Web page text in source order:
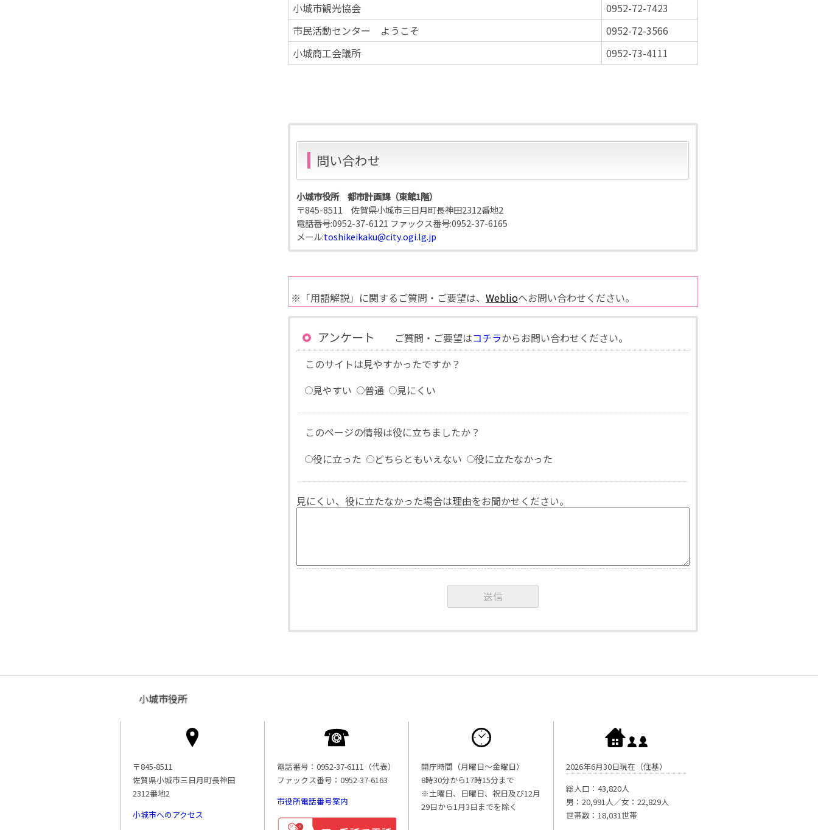
小城市観光協会
0952-72-7423
市民活動センター ようこそ
0952-72-3566
小城商工会議所
0952-73-4111
問い合わせ
小城市役所 都市計画課（東館1階）
〒845-8511 佐賀県小城市三日月町長神田2312番地2
電話番号:0952-37-6121 ファックス番号:0952-37-6165
メール:toshikeikaku@city.ogi.lg.jp
※「用語解説」に関するご質問・ご要望は、 Weblioへお問い合わせください。
アンケート ご質問・ご要望はコチラからお問い合わせください。
このサイトは見やすかったですか？
見やすい
普通 見にくい
このページの情報は役に立ちましたか？
役に立った
どちらともいえない 役に立たなかった
見にくい、役に立たなかった場合は理由をお聞かせください。
小城市役所
〒845-8511
佐賀県小城市三日月町長神田
2312番地2
小城市へのアクセス
電話番号：0952-37-6111（代表）
ファックス番号：0952-37-6163
市役所電話番号案内
開庁時間（月曜日〜金曜日）
8時30分から17時15分まで
※土曜日、日曜日、祝日及び12月
29日から1月3日までを除く
2026年6月30日現在（住基）
総人口：43,820人
男：20,991人／女：22,829人
世帯数：18,031世帯